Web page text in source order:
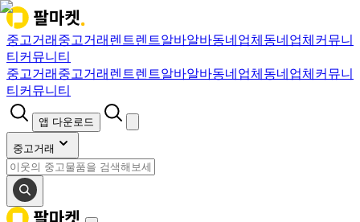
중고거래 중고거래 렌트렌트알바알바동네업체 동네업체 커뮤니
티 커뮤니티
중고거래 중고거래 렌트렌트알바알바동네업체 동네업체 커뮤니
티 커뮤니티
앱 다운로드
중고거래